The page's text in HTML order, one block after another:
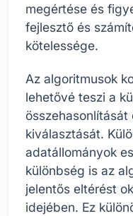
megértése és
fejlesztő és
kötelessége.
Az algoritmusok
lehetővé teszi a
kiválasztását.
adatállományok
különbség is az
jelentős eltérést
idejében. Ez